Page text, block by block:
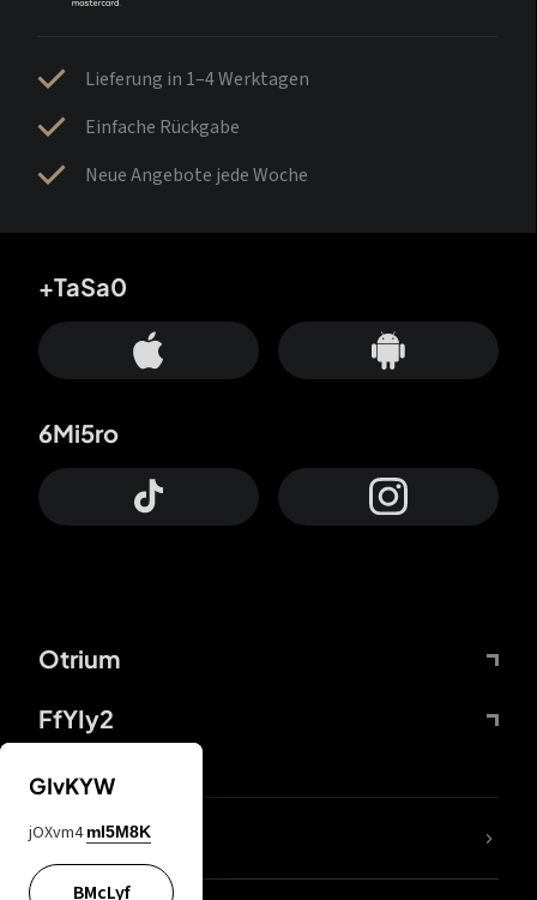
Lieferung in 1–4 Werktagen
Einfache Rückgabe
Neue Angebote jede Woche
Otrium
FfYIy2
+TaSa0
6Mi5ro
DDcvSo
GIvKYW
jOXvm4 mI5M8K
BMcLyf